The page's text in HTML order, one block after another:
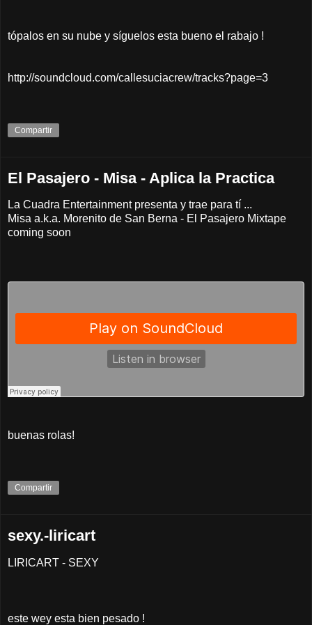
tópalos en su nube y síguelos esta bueno el rabajo !
http://soundcloud.com/callesuciacrew/tracks?page=3
Compartir
El Pasajero - Misa - Aplica la Practica
La Cuadra Entertainment presenta y trae para tí ...
Misa a.k.a. Morenito de San Berna - El Pasajero Mixtape
coming soon
buenas rolas!
Compartir
sexy.-liricart
LIRICART - SEXY
este wey esta bien pesado !